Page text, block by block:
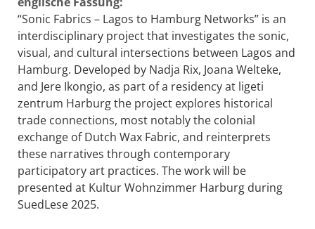
“Sonic Fabrics – Lagos to Hamburg Networks” is an
interdisciplinary project that investigates the sonic,
visual, and cultural intersections between Lagos and
Hamburg. Developed by Nadja Rix, Joana Welteke,
and Jere Ikongio, as part of a residency at ligeti
zentrum Harburg the project explores historical
trade connections, most notably the colonial
exchange of Dutch Wax Fabric, and reinterprets
these narratives through contemporary
participatory art practices. The work will be
presented at Kultur Wohnzimmer Harburg during
SuedLese 2025.